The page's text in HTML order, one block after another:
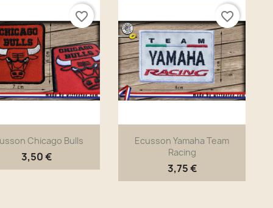
Chicago Bulls
3,50 €
Aperçu rapide
favorite_border
Ecusson Yamaha Team
Racing
3,75 €
Aperçu rapide
favorite_border